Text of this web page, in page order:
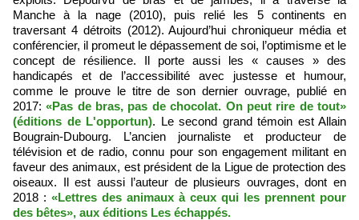
Manche à la nage (2010), puis relié les 5 continents en
traversant 4 détroits (2012). Aujourd’hui chroniqueur média et
conférencier, il promeut le dépassement de soi, l’optimisme et le
concept de résilience. Il porte aussi les « causes » des
handicapés et de l’accessibilité avec justesse et humour,
comme le prouve le titre de son dernier ouvrage, publié en
2017:«Pas de bras, pas de chocolat. On peut rire de tout»
(éditions de L'opportun). Le second grand témoin est Allain
Bougrain-Dubourg. L’ancien journaliste et producteur de
télévision et de radio, connu pour son engagement militant en
faveur des animaux, est président de la Ligue de protection des
oiseaux. Il est aussi l’auteur de plusieurs ouvrages, dont en
2018 : «Lettres des animaux à ceux qui les prennent pour
des bêtes», aux éditions Les échappés.